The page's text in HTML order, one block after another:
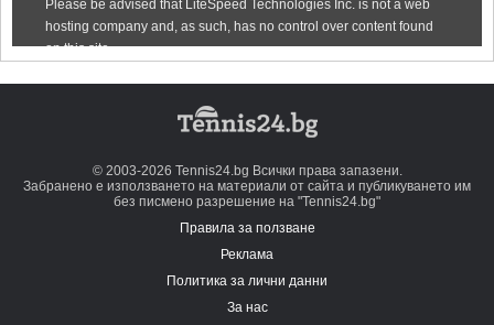
© 2003-2026 Tennis24.bg Всички права запазени.
Забранено е използването на материали от сайта и публикуването им
без писмено разрешение на "Tennis24.bg"
Правила за ползване
Реклама
Политика за лични данни
За нас